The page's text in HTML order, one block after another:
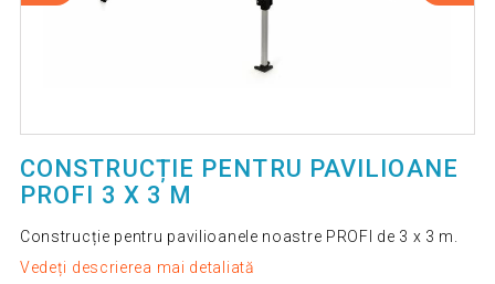
CONSTRUCȚIE PENTRU PAVILIOANE
PROFI 3 X 3 M
Construcție pentru pavilioanele noastre PROFI de 3 x 3 m.
Vedeți descrierea mai detaliată